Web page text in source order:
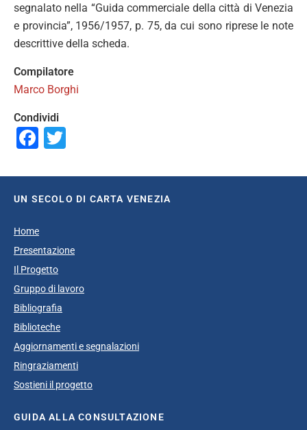
segnalato nella “Guida commerciale della città di Venezia
e provincia”, 1956/1957, p. 75, da cui sono riprese le note
descrittive della scheda.
Compilatore
Marco Borghi
Condividi
Facebook
UN SECOLO DI CARTA VENEZIA
Home
Presentazione
Il Progetto
Gruppo di lavoro
Bibliografia
Biblioteche
Aggiornamenti e segnalazioni
Ringraziamenti
Sostieni il progetto
GUIDA ALLA CONSULTAZIONE